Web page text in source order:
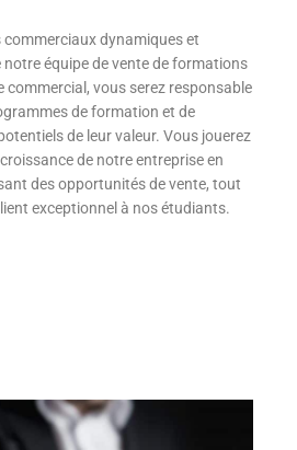
dynamiques et
équipe de vente de formations
commercial, vous serez responsable
de formation et de
de leur valeur. Vous jouerez
de notre entreprise en
des opportunités de vente, tout
exceptionnel à nos étudiants.